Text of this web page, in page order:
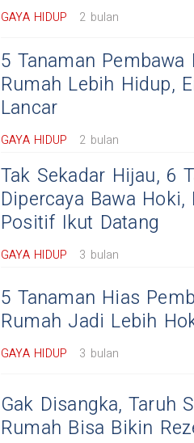
GAYA HIDUP 2 bulan
5 Tanaman
Rumah Lebih Hidup,
Lancar
GAYA HIDUP 2 bulan
Tak Sekadar Hijau, 6
Dipercaya Bawa
Positif Ikut Datang
GAYA HIDUP 3 bulan
5 Tanaman Hias
Rumah Jadi Lebih
GAYA HIDUP 3 bulan
Gak Disangka, Taruh
Rumah Bisa Bikin